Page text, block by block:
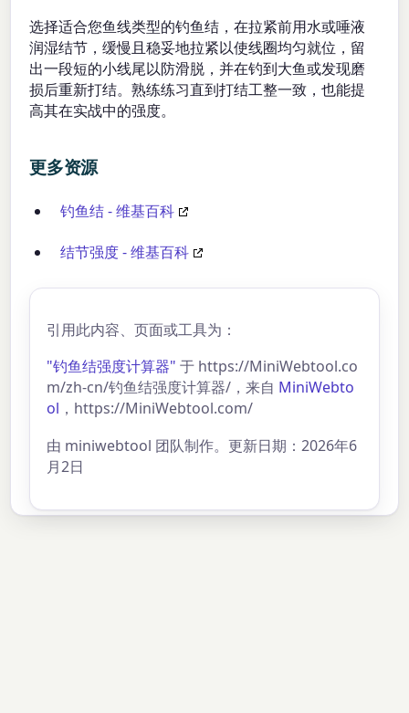
选择适合您鱼线类型的钓鱼结，在拉紧前用水或唾液
润湿结节，缓慢且稳妥地拉紧以使线圈均匀就位，留
出一段短的小线尾以防滑脱，并在钓到大鱼或发现磨
损后重新打结。熟练练习直到打结工整一致，也能提
高其在实战中的强度。
更多资源
钓鱼结 - 维基百科
结节强度 - 维基百科
引用此内容、页面或工具为：
"钓鱼结强度计算器" 于 https://MiniWebtool.co
m/zh-cn/钓鱼结强度计算器/，来自 MiniWebto
ol ，https://MiniWebtool.com/
由 miniwebtool 团队制作。更新日期：2026年6
月2日